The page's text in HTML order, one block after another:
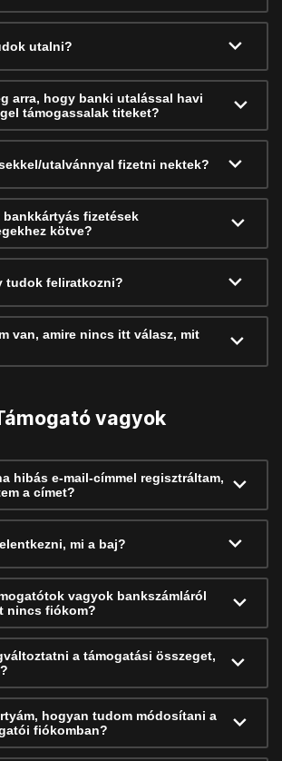
utalni?
arra, hogy banki utalással havi
támogassalak titeket?
utalvánnyal fizetni nektek?
bankkártyás fizetések
kötve?
tudok feliratkozni?
van, amire nincs itt válasz, mit
vagyok
hibás e-mail-címmel regisztráltam,
a címet?
mi a baj?
vagyok bankszámláról
nincs fiókom?
a támogatási összeget,
hogyan tudom módosítani a
fiókomban?